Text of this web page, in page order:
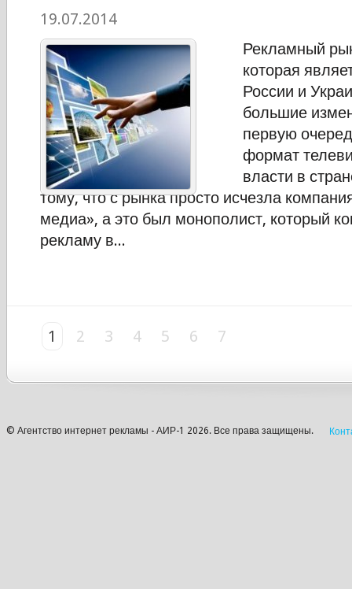
19.07.2014
Рекламный
которая
России и
большие
первую
формат
власти в
тому, что с рынка просто исчезла
медиа», а это был монополист, который
рекламу в...
1 2 3 4 5 6 7
© Агентство интернет рекламы - АИР-1 2026. Все права защищены.